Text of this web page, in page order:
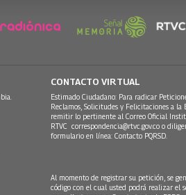
CONTACTO VIRTUAL
Estimado Ciudadano: Para radicar
Reclamos, Solicitudes y Felicitaciones a la
remitir lo pertinente al Correo Oficial
RTVC correspondencia@rtvc.gov.co o
formulario en línea: Contacto PQRSD.
Al momento de registrar su petición, se
código con el cual usted podrá realizar el